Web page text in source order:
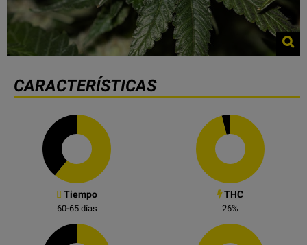
CARACTERÍSTICAS
Tiempo
60-65días
THC
26%